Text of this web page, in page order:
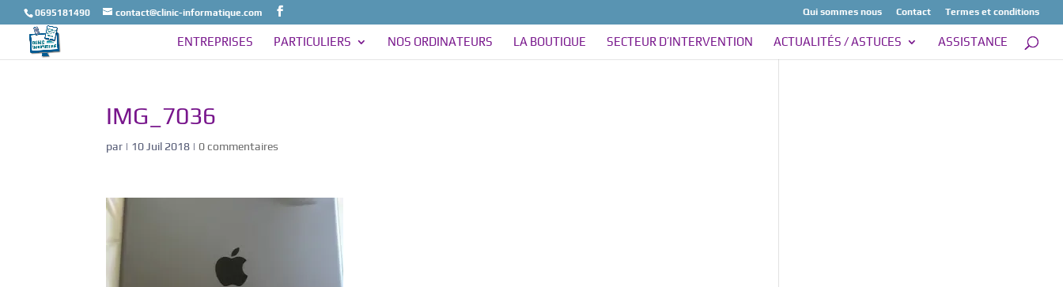
0695181490 contact@clinic-informatique.com Qui sommes nous Contact Termes et conditions
ENTREPRISES PARTICULIERS NOS ORDINATEURS LA BOUTIQUE SECTEUR D’INTERVENTION ACTUALITÉS / ASTUCES ASSISTANCE
IMG_7036
par | 10 Juil 2018 | 0 commentaires